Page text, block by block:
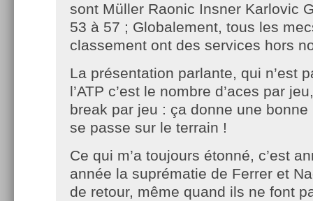
sont Müller Raonic Insner Karlovic
53 à 57 ; Globalement, tous les
classement ont des services hors
La présentation parlante, qui n’est
l’ATP c’est le nombre d’aces par
break par jeu : ça donne une
se passe sur le terrain !
Ce qui m’a toujours étonné, c’est
année la suprématie de Ferrer et
de retour, même quand ils ne font